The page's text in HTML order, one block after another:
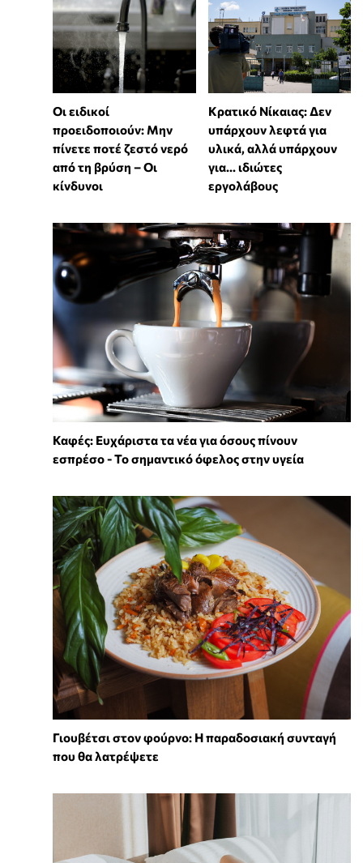
Οι ειδικοί
προειδοποιούν: Μην
πίνετε ποτέ ζεστό νερό
από τη βρύση – Οι
κίνδυνοι
Κρατικό Νίκαιας: Δεν
υπάρχουν λεφτά για
υλικά, αλλά υπάρχουν
για... ιδιώτες
εργολάβους
Καφές: Ευχάριστα τα νέα για όσους πίνουν
εσπρέσο - Το σημαντικό όφελος στην υγεία
Γιουβέτσι στον φούρνο: Η παραδοσιακή συνταγή
που θα λατρέψετε